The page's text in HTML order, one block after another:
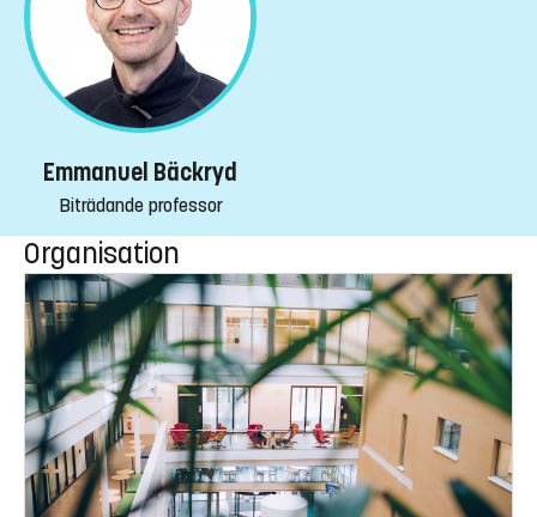
Emmanuel Bäckryd
Biträdande professor
Organisation